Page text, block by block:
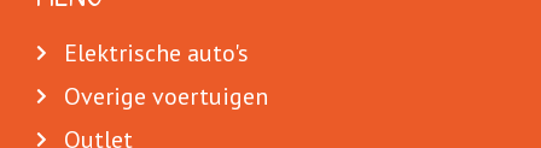
Elektrische auto's
Overige voertuigen
Outlet